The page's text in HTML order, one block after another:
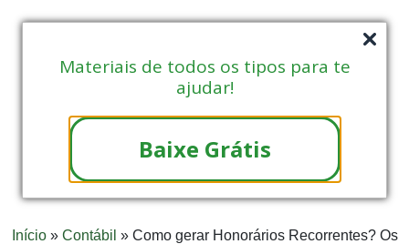
Materiais de todos os tipos para te
ajudar!
Baixe Grátis
Início» Contábil » Como gerar Honorários Recorrentes? Os